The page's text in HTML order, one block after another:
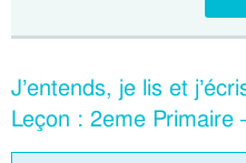
J’entends, je lis et
Leçon : 2eme Primaire